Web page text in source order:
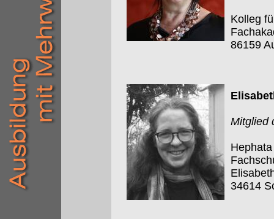
Kolleg
86159
Mitglied
34614